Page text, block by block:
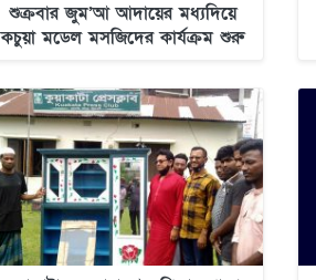
শুক্রবার জুম’আ আদায়ের মধ্যদিয়ে
কচুয়া মডেল মসজিদের কার্যক্রম শুরু